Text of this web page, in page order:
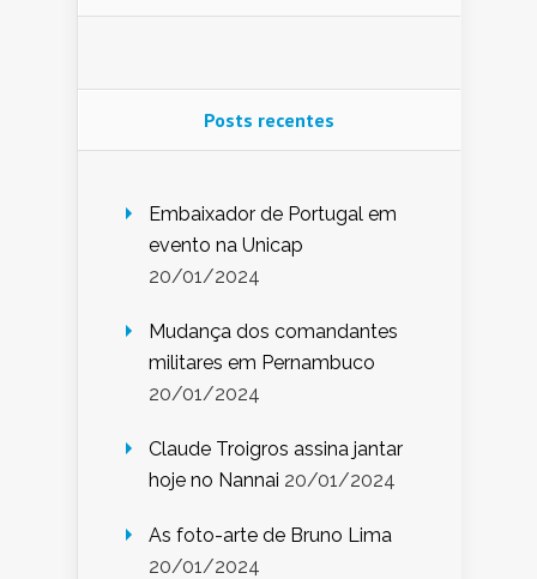
Posts recentes
Embaixador de Portugal em
evento na Unicap
20/01/2024
Mudança dos comandantes
militares em Pernambuco
20/01/2024
Claude Troigros assina jantar
hoje no Nannai 20/01/2024
As foto-arte de Bruno Lima
20/01/2024